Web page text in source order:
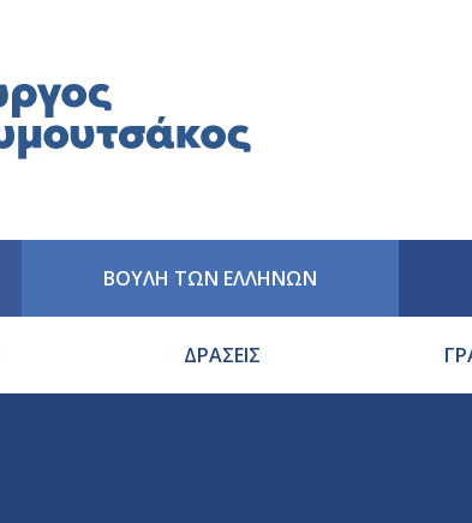
ΒΟΥΛΗ ΤΩΝ ΕΛΛΗΝΩΝ
ΔΡΑΣΕΙΣ